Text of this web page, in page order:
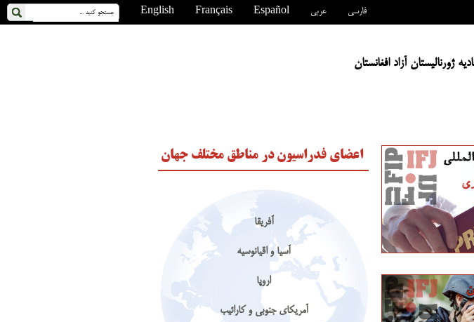
English Français Español عربی فارسی
ژورنالیستان آزاد افغانستان
اعضای فدراسیون در مناطق مختلف جهان
آفریقا
آسیا و اقیانوسیه
اروپا
آمریکای جنوبی و کارائیب